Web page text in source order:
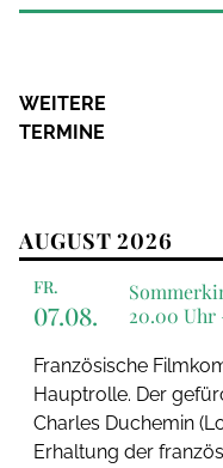
WEITERE
TERMINE
AUGUST 2026
FR.
07.08.
20.00
Französische
Hauptrolle. Der
Charles Duchemin
Erhaltung der